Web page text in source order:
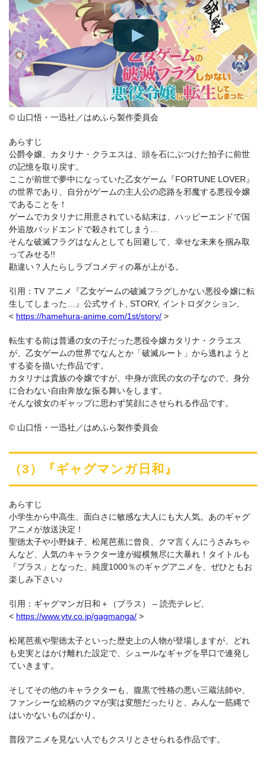
© 山口悟・一迅社／はめふら製作委員会
あらすじ
公爵令嬢、カタリナ・クラエスは、頭を石にぶつけた拍子に前世
の記憶を取り戻す。
ここが前世で夢中になっていた乙女ゲーム『FORTUNE LOVER』
の世界であり、自分がゲームの主人公の恋路を邪魔する悪役令嬢
であることを！
ゲームでカタリナに用意されている結末は、ハッピーエンドで国
外追放バッドエンドで殺されてしまう…
そんな破滅フラグはなんとしても回避して、幸せな未来を掴み取
ってみせる!!
勘違い？人たらしラブコメディの幕が上がる。
引用：TV アニメ『乙女ゲームの破滅フラグしかない悪役令嬢に転
生してしまった…』公式サイト, STORY, イントロダクション,
< https://hamehura-anime.com/1st/story/ >
転生する前は普通の女の子だった悪役令嬢カタリナ・クラエス
が、乙女ゲームの世界でなんとか「破滅ルート」から逃れようと
する姿を描いた作品です。
カタリナは貴族の令嬢ですが、中身が庶民の女の子なので、身分
に合わない自由奔放な振る舞いをします。
そんな彼女のギャップに思わず笑顔にさせられる作品です。
© 山口悟・一迅社／はめふら製作委員会
（3）『ギャグマンガ日和』
あらすじ
小学生から中高生、面白さに敏感な大人にも大人気。あのギャグ
アニメが放送決定！
聖徳太子や小野妹子、松尾芭蕉に曾良、クマ言くんにうさみちゃ
んなど、人気のキャラクター達が縦横無尽に大暴れ！タイトルも
『プラス」となった、純度1000％のギャグアニメを、ぜひともお
楽しみ下さい♪
引用：ギャグマンガ日和＋（プラス） – 読売テレビ,
< https://www.ytv.co.jp/gagmanga/ >
松尾芭蕉や聖徳太子といった歴史上の人物が登場しますが、どれ
も史実とはかけ離れた設定で、シュールなギャグを早口で連発し
ていきます。
そしてその他のキャラクターも、腹黒で性格の悪い三蔵法師や、
ファンシーな絵柄のクマが実は変態だったりと、みんな一筋縄で
はいかないものばかり。
普段アニメを見ない人でもクスリとさせられる作品です。